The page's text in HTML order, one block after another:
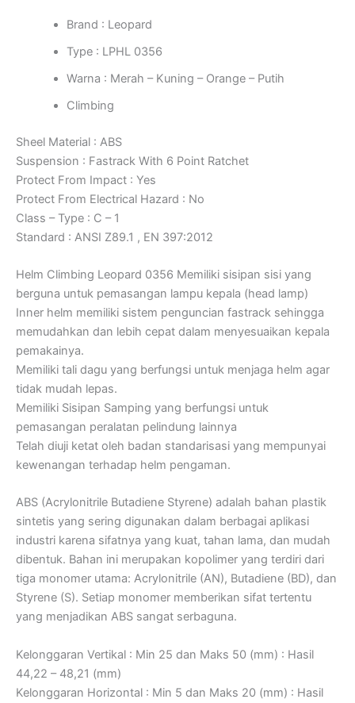
Brand : Leopard
Type : LPHL 0356
Warna : Merah – Kuning – Orange – Putih
Climbing
Sheel Material : ABS
Suspension : Fastrack With 6 Point Ratchet
Protect From Impact : Yes
Protect From Electrical Hazard : No
Class – Type : C – 1
Standard : ANSI Z89.1 , EN 397:2012
Helm Climbing Leopard 0356 Memiliki sisipan sisi yang
berguna untuk pemasangan lampu kepala (head lamp)
Inner helm memiliki sistem penguncian fastrack sehingga
memudahkan dan lebih cepat dalam menyesuaikan kepala
pemakainya.
Memiliki tali dagu yang berfungsi untuk menjaga helm agar
tidak mudah lepas.
Memiliki Sisipan Samping yang berfungsi untuk
pemasangan peralatan pelindung lainnya
Telah diuji ketat oleh badan standarisasi yang mempunyai
kewenangan terhadap helm pengaman.
ABS (Acrylonitrile Butadiene Styrene) adalah bahan plastik
sintetis yang sering digunakan dalam berbagai aplikasi
industri karena sifatnya yang kuat, tahan lama, dan mudah
dibentuk. Bahan ini merupakan kopolimer yang terdiri dari
tiga monomer utama: Acrylonitrile (AN), Butadiene (BD), dan
Styrene (S). Setiap monomer memberikan sifat tertentu
yang menjadikan ABS sangat serbaguna.
Kelonggaran Vertikal : Min 25 dan Maks 50 (mm) : Hasil
44,22 – 48,21 (mm)
Kelonggaran Horizontal : Min 5 dan Maks 20 (mm) : Hasil